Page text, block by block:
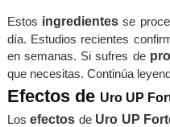
Estos ingredientesse
día. Estudios recientes
en semanas. Si sufres de
que necesitas. Continúa
Efectos de Uro UP
Losefectos de Uro UP